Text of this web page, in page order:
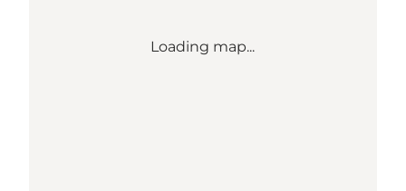
Loading map...